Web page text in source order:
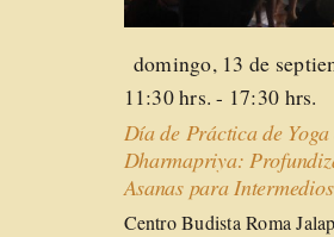
Destacado
domingo, 13 de
11:30 hrs. - 17:30 hrs.
Día de Práctica de Yoga
Dharmapriya:
Asanas para
Centro Budista Roma